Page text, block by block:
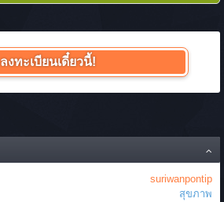
ลงทะเบียนเดี๋ยวนี้!
suriwanpontip
สุขภาพ